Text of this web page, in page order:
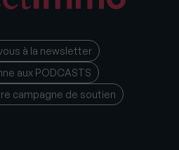
à la newsletter
aux PODCASTS
campagne de soutien